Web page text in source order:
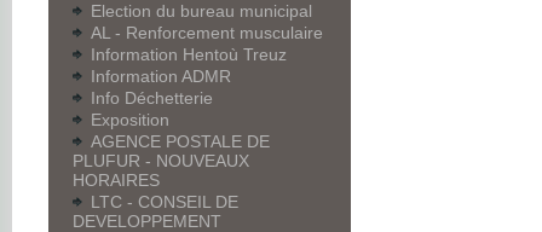
Election du bureau municipal
AL - Renforcement musculaire
Information Hentoù Treuz
Information ADMR
Info Déchetterie
Exposition
AGENCE POSTALE DE
PLUFUR - NOUVEAUX
HORAIRES
LTC - CONSEIL DE
DEVELOPPEMENT